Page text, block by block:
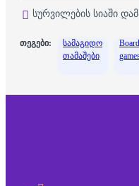
სურვილების სიაში
თეგები:
სამაგიდო
თამაშები
Board